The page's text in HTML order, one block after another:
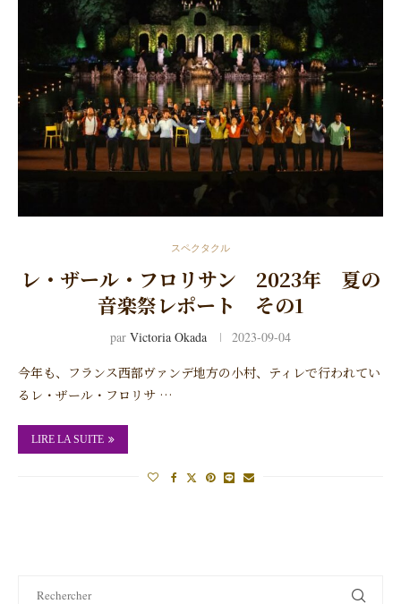
スペクタクル
レ・ザール・フロリサン 2023年 夏の
音楽祭レポート その1
par Victoria Okada 2023-09-04
今年も、フランス西部ヴァンデ地方の小村、ティレで行われてい
るレ・ザール・フロリサ …
LIRE LA SUITE